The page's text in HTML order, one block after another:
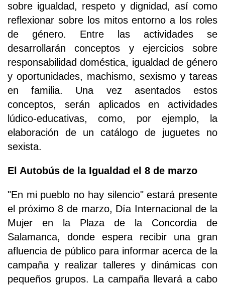
sobre igualdad, respeto y dignidad, así como
reflexionar sobre los mitos entorno a los roles
de género. Entre las actividades se
desarrollarán conceptos y ejercicios sobre
responsabilidad doméstica, igualdad de género
y oportunidades, machismo, sexismo y tareas
en familia. Una vez asentados estos
conceptos, serán aplicados en actividades
lúdico-educativas, como, por ejemplo, la
elaboración de un catálogo de juguetes no
sexista.
El Autobús de la Igualdad el 8 de marzo
"En mi pueblo no hay silencio" estará presente
el próximo 8 de marzo, Día Internacional de la
Mujer en la Plaza de la Concordia de
Salamanca, donde espera recibir una gran
afluencia de público para informar acerca de la
campaña y realizar talleres y dinámicas con
pequeños grupos. La campaña llevará a cabo